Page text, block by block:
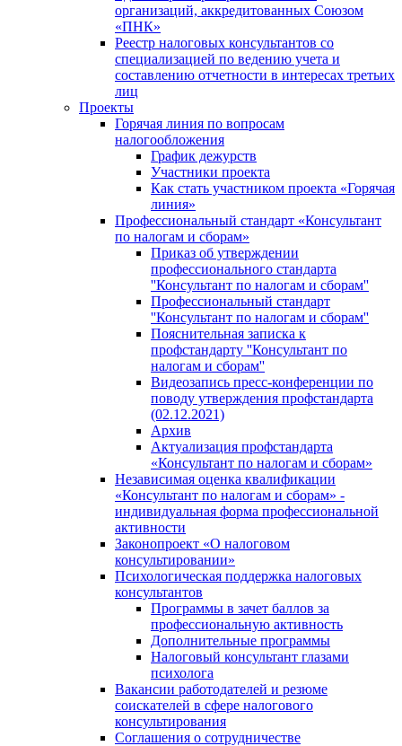
организаций, аккредитованных Союзом
«ПНК»
Реестр налоговых консультантов со
специализацией по ведению учета и
составлению отчетности в интересах третьих
лиц
Проекты
Горячая линия по вопросам
налогообложения
График дежурств
Участники проекта
Как стать участником проекта «Горячая
линия»
Профессиональный стандарт «Консультант
по налогам и сборам»
Приказ об утверждении
профессионального стандарта
''Консультант по налогам и сборам''
Профессиональный стандарт
''Консультант по налогам и сборам''
Пояснительная записка к
профстандарту ''Консультант по
налогам и сборам''
Видеозапись пресс-конференции по
поводу утверждения профстандарта
(02.12.2021)
Архив
Актуализация профстандарта
«Консультант по налогам и сборам»
Независимая оценка квалификации
«Консультант по налогам и сборам» -
индивидуальная форма профессиональной
активности
Законопроект «О налоговом
консультировании»
Психологическая поддержка налоговых
консультантов
Программы в зачет баллов за
профессиональную активность
Дополнительные программы
Налоговый консультант глазами
психолога
Вакансии работодателей и резюме
соискателей в сфере налогового
консультирования
Соглашения о сотрудничестве